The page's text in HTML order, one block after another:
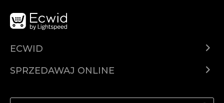
ECWID
Cena
SPRZEDAWAJ ONLINE
Sprzedawaj na Facebooku